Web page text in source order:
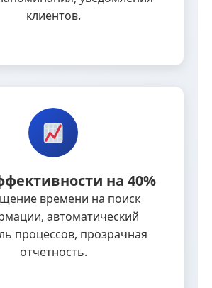
клиентов.
на 40%
времени на поиск
автоматический
процессов, прозрачная
отчетность.